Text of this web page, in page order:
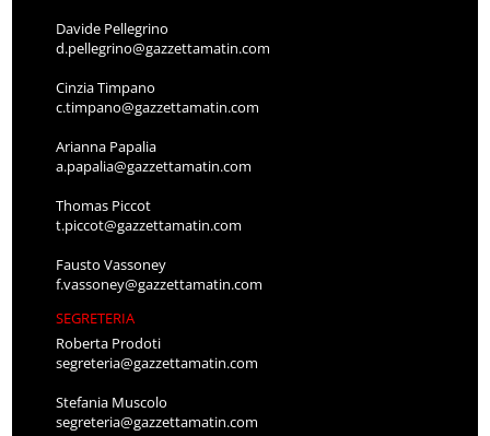
Davide Pellegrino
d.pellegrino@gazzettamatin.com
Cinzia Timpano
c.timpano@gazzettamatin.com
Arianna Papalia
a.papalia@gazzettamatin.com
Thomas Piccot
t.piccot@gazzettamatin.com
Fausto Vassoney
f.vassoney@gazzettamatin.com
SEGRETERIA
Roberta Prodoti
segreteria@gazzettamatin.com
Stefania Muscolo
segreteria@gazzettamatin.com